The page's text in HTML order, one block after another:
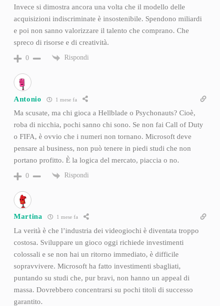
Invece si dimostra ancora una volta che il modello delle
acquisizioni indiscriminate è insostenibile. Spendono miliardi
e poi non sanno valorizzare il talento che comprano. Che
spreco di risorse e di creatività.
0 Rispondi
Antonio 1 mese fa
Ma scusate, ma chi gioca a Hellblade o Psychonauts? Cioè,
roba di nicchia, pochi sanno chi sono. Se non fai Call of Duty
o FIFA, è ovvio che i numeri non tornano. Microsoft deve
pensare al business, non può tenere in piedi studi che non
portano profitto. È la logica del mercato, piaccia o no.
0 Rispondi
Martina 1 mese fa
La verità è che l’industria dei videogiochi è diventata troppo
costosa. Sviluppare un gioco oggi richiede investimenti
colossali e se non hai un ritorno immediato, è difficile
sopravvivere. Microsoft ha fatto investimenti sbagliati,
puntando su studi che, pur bravi, non hanno un appeal di
massa. Dovrebbero concentrarsi su pochi titoli di successo
garantito.